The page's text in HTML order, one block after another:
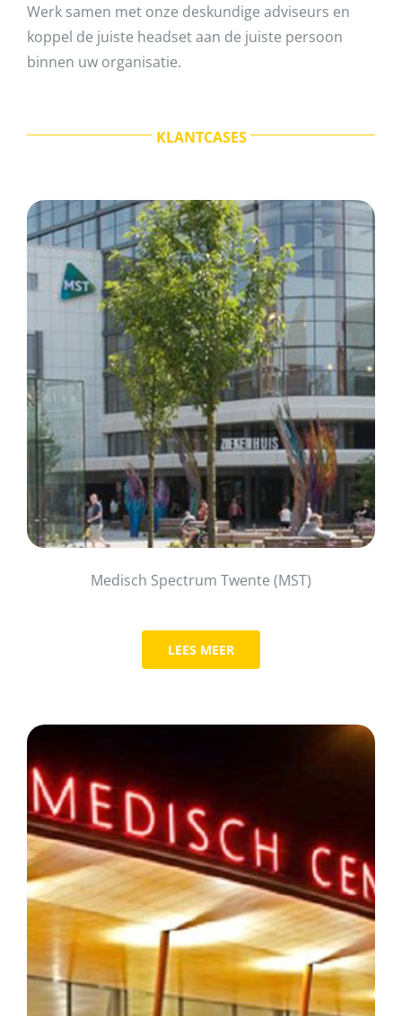
Werk samen met onze deskundige adviseurs en
koppel de juiste headset aan de juiste persoon
binnen uw organisatie.
KLANTCASES
Medisch Spectrum Twente (MST)
LEES MEER